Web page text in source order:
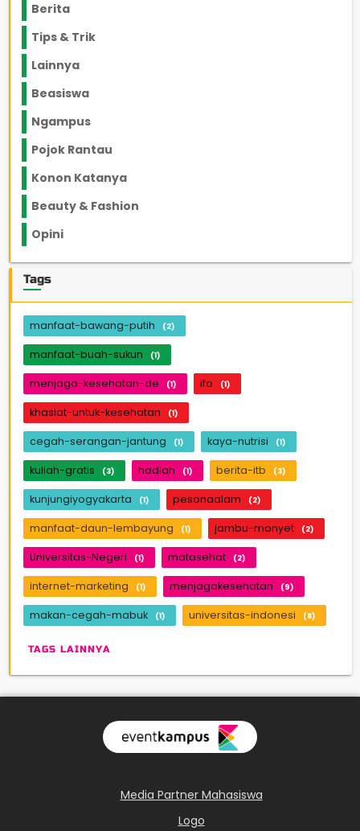
Berita
Tips & Trik
Lainnya
Beasiswa
Ngampus
Pojok Rantau
Konon Katanya
Beauty & Fashion
Opini
Tags
manfaat-bawang-putih (2)
manfaat-buah-sukun (1)
menjaga-kesehatan-de (1) ifo (1)
khasiat-untuk-kesehatan (1)
cegah-serangan-jantung (1) kaya-nutrisi (1)
kuliah-gratis (3) hadiah (1) berita-itb (3)
kunjungiyogyakarta (1) pesonaalam (2)
manfaat-daun-lembayung (1) jambu-monyet (2)
Universitas-Negeri (1) matasehat (2)
internet-marketing (1) menjagakesehatan (9)
makan-cegah-mabuk (1) universitas-indonesi (8)
TAGS LAINNYA
Media Partner Mahasiswa
Logo